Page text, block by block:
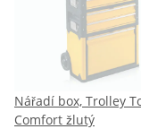
Nářadí box, Trolley
Comfort žlutý